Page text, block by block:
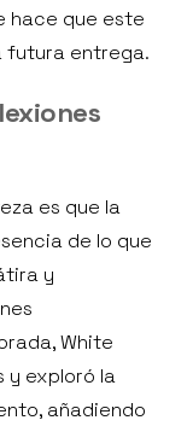
hace que este
futura entrega.
es que la
de lo que
y
White
y exploró la
añadiendo